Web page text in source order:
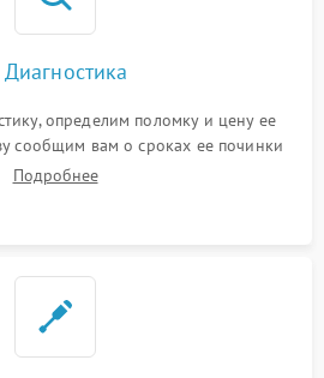
определим поломку и цену ее
сообщим вам о сроках ее починки
Подробнее